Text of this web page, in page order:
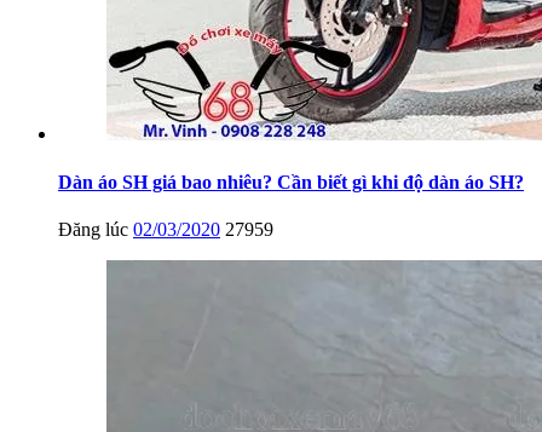
Dàn áo SH giá bao nhiêu? Cần biết gì khi độ dàn áo SH?
Đăng lúc 02/03/2020 27959